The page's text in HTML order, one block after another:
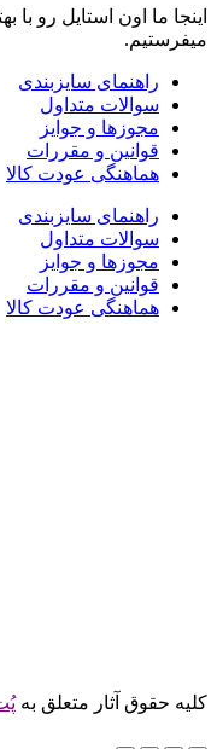
اینجا ما اون استایل رو
میفرستیم.
راهنمای سایزبندی
سوالات متداول
مجوزها و جوایز
قوانین و مقررات
هماهنگی عودت کالا
راهنمای سایزبندی
سوالات متداول
مجوزها و جوایز
قوانین و مقررات
هماهنگی عودت کالا
کلیه حقوق آثار متعلق به